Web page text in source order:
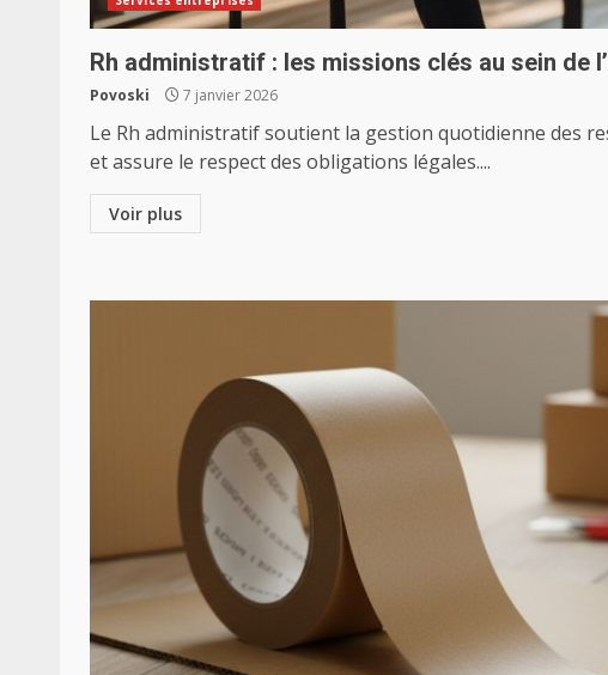
Rh administratif : les missions clés au sein de
Povoski 7 janvier 2026
Le Rh administratif soutient la gestion quotidienne des
et assure le respect des obligations légales....
Voir plus